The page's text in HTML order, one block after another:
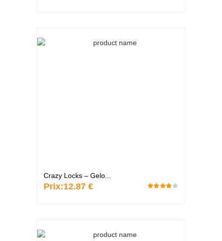
Crazy Locks – Gelo...
Prix:12.87 €